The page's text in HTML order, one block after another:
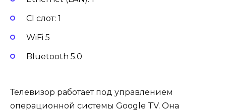
CI слот: 1
WiFi 5
Bluetooth 5.0
Телевизор работает под управлением
операционной системы Google TV. Она